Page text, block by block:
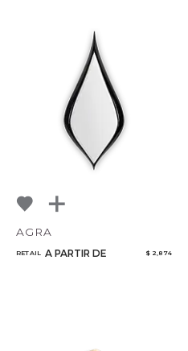
AGRA
RETAIL A PARTIR DE $ 2,874